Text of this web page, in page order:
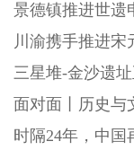
景德镇推进世遗
川渝携手推进宋
三星堆-金沙遗
面对面丨历史与
时隔24年，中国